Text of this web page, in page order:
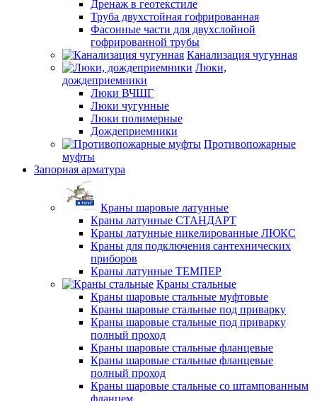
Дренаж в геотекстиле
Труба двухстойная гофрированная
Фасонные части для двухслойной
гофрированной трубы
Канализация чугунная
Люки,
дождеприемники
Люки ВЧШГ
Люки чугунные
Люки полимерные
Дождеприемники
Противопожарные
муфты
Запорная арматура
Краны шаровые латунные
Краны латунные СТАНДАРТ
Краны латунные никелированные ЛЮКС
Краны для подключения сантехнических
приборов
Краны латунные ТЕМПЕР
Краны стальные
Краны шаровые стальные муфтовые
Краны шаровые стальные под приварку
Краны шаровые стальные под приварку
полный проход
Краны шаровые стальные фланцевые
Краны шаровые стальные фланцевые
полный проход
Краны шаровые стальные со штампованным
фланцем